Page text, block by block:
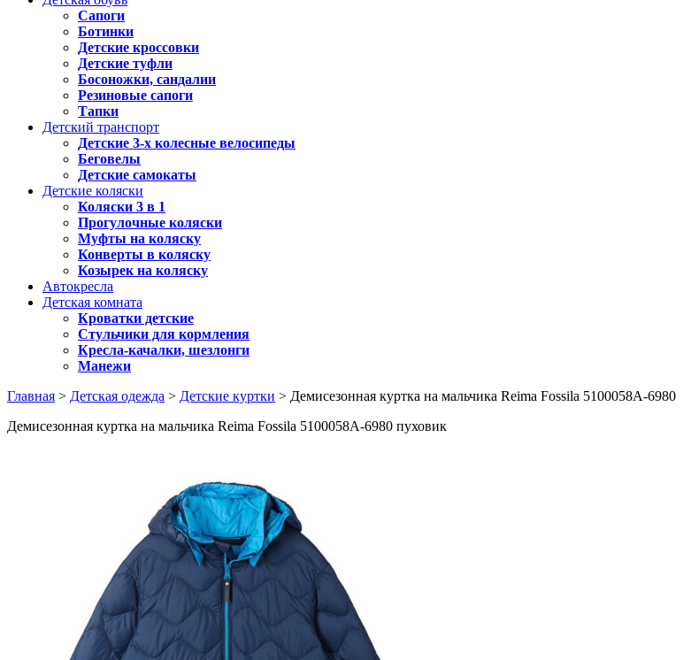
Сапоги
Ботинки
Детские кроссовки
Детские туфли
Босоножки, сандалии
Резиновые сапоги
Тапки
Детский транспорт
Детские 3-х колесные велосипеды
Беговелы
Детские самокаты
Детские коляски
Коляски 3 в 1
Прогулочные коляски
Муфты на коляску
Конверты в коляску
Козырек на коляску
Автокресла
Детская комната
Кроватки детские
Стульчики для кормления
Кресла-качалки, шезлонги
Манежи
Главная > Детская одежда > Детские куртки > Демисезонная куртка на мальчика Reima Fossila 5100058A-6980
Демисезонная куртка на мальчика Reima Fossila 5100058A-6980 пуховик